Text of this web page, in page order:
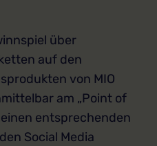
über
auf den
von MIO
am „Point of
entsprechenden
Social Media